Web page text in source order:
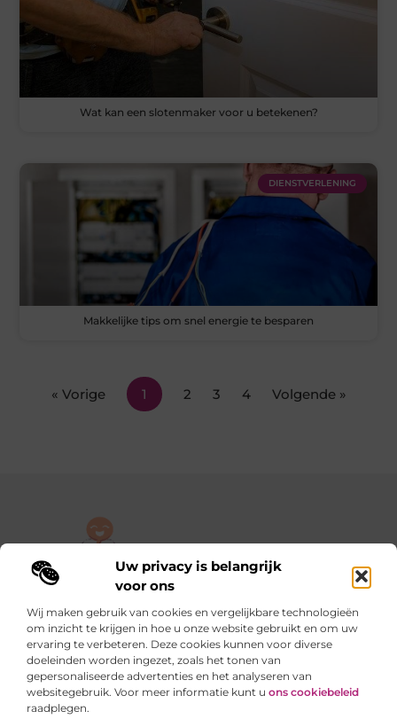
Uw privacy is belangrijk
voor ons
Wij maken gebruik van cookies en vergelijkbare technologieën
om inzicht te krijgen in hoe u onze website gebruikt en om uw
ervaring te verbeteren. Deze cookies kunnen voor diverse
doeleinden worden ingezet, zoals het tonen van
gepersonaliseerde advertenties en het analyseren van
websitegebruik. Voor meer informatie kunt u ons cookiebeleid
raadplegen.
Wat kan een slotenmaker voor u betekenen?
DIENSTVERLENING
Makkelijke tips om snel energie te besparen
« Vorige 1 2 3 4 Volgende »
De plek om jouw verhaal te delen, gratis en eenvoudig.
Verken een rijke verzameling blogs en artikelen die alles uit het
dagelijks leven behandelen, van persoonlijke verhalen tot
praktische tips.
Onze informatie